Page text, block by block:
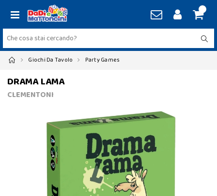
Giochi Da Tavolo Party Games
DRAMA LAMA
CLEMENTONI